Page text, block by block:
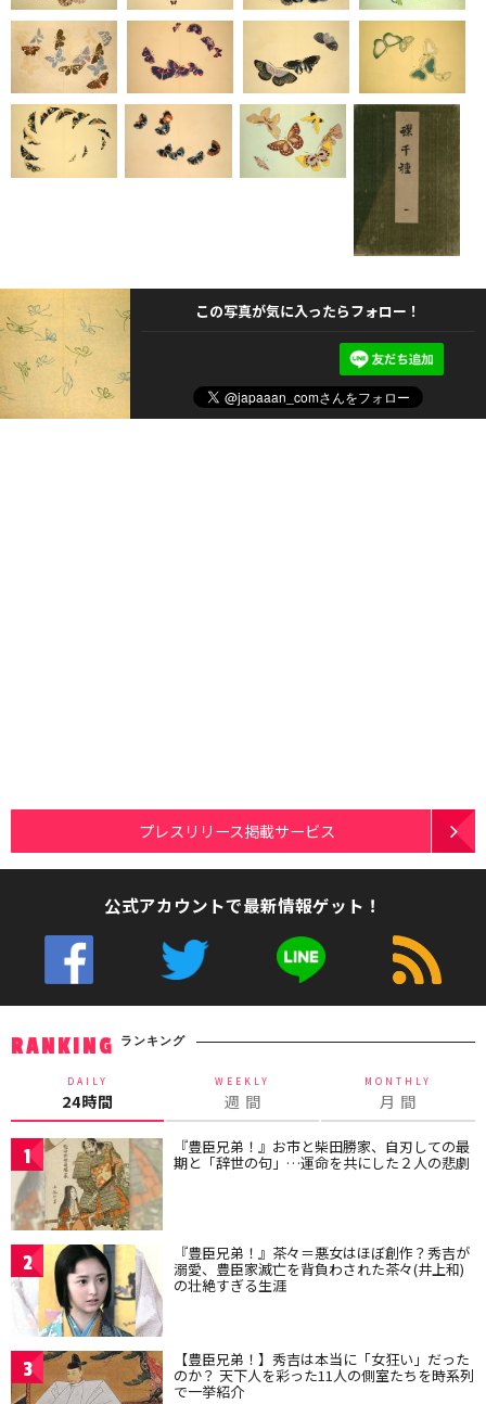
この写真が気に入ったらフォロー！
プレスリリース掲載サービス
公式アカウントで最新情報ゲット！
RANKING ランキング
DAILY
24時間
WEEKLY
週 間
MONTHLY
月 間
1 『豊臣兄弟！』お市と柴田勝家、自刃しての最
期と「辞世の句」…運命を共にした２人の悲劇
2 『豊臣兄弟！』茶々＝悪女はほぼ創作？秀吉が
溺愛、豊臣家滅亡を背負わされた茶々(井上和)
の壮絶すぎる生涯
3 【豊臣兄弟！】秀吉は本当に「女狂い」だった
のか？ 天下人を彩った11人の側室たちを時系列
で一挙紹介